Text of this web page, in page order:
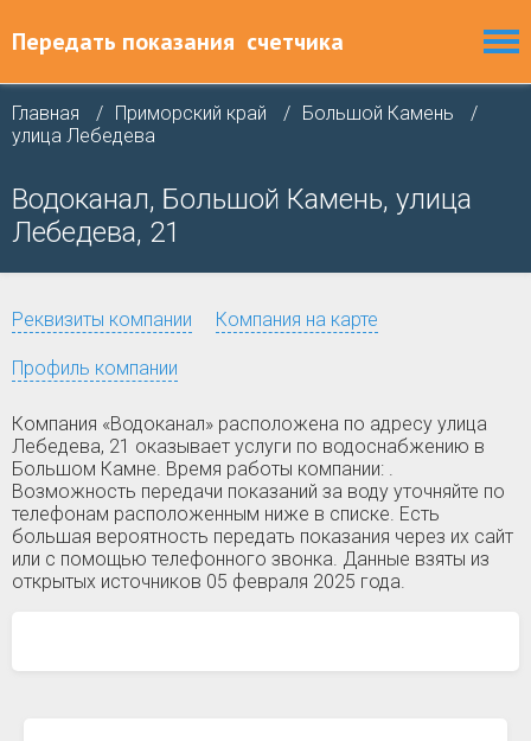
Передать показания счетчика
Главная Приморский край
Большой Камень
улица Лебедева
Водоканал, Большой Камень, улица
Лебедева, 21
Реквизиты компании Компания на карте
Профиль компании
Компания «Водоканал» расположена по адресу улица
Лебедева, 21 оказывает услуги по водоснабжению в
Большом Камне. Время работы компании: .
Возможность передачи показаний за воду уточняйте по
телефонам расположенным ниже в списке. Есть
большая вероятность передать показания через их сайт
или с помощью телефонного звонка. Данные взяты из
открытых источников 05 февраля 2025 года.